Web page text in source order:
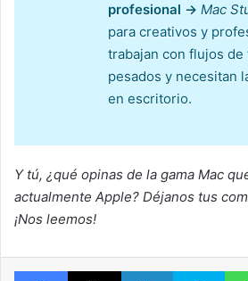
profesional → Mac
para creativos y
trabajan con flujos de
pesados y necesitan
en escritorio.
Y tú, ¿qué opinas de la gama Mac
actualmente Apple? Déjanos tus
¡Nos leemos!
FacebookX LinkedIn